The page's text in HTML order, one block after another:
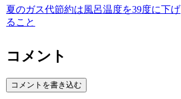
夏のガス代節約は風呂温度を39度に下げ
ること
コメント
コメントを書き込む